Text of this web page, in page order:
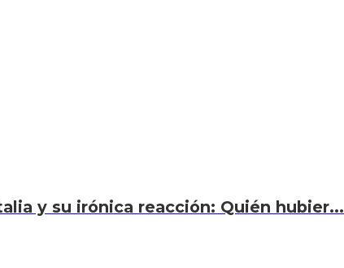
y su irónica reacción: Quién hubier...